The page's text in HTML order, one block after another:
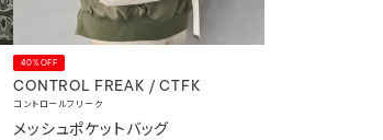
40%OFF
CONTROL FREAK / CTFK
コントロールフリーク
メッシュポケットバッグ